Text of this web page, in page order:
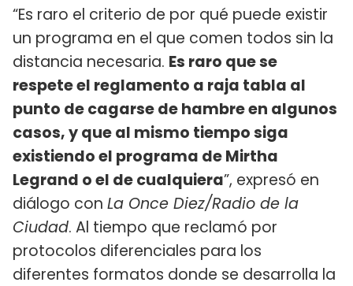
“Es raro el criterio de por qué puede existir
un programa en el que comen todos sin la
distancia necesaria. Es raro que se
respete el reglamento a raja tabla al
punto de cagarse de hambre en algunos
casos, y que al mismo tiempo siga
existiendo el programa de Mirtha
Legrand o el de cualquiera”, expresó en
diálogo con La Once Diez/Radio de la
Ciudad. Al tiempo que reclamó por
protocolos diferenciales para los
diferentes formatos donde se desarrolla la